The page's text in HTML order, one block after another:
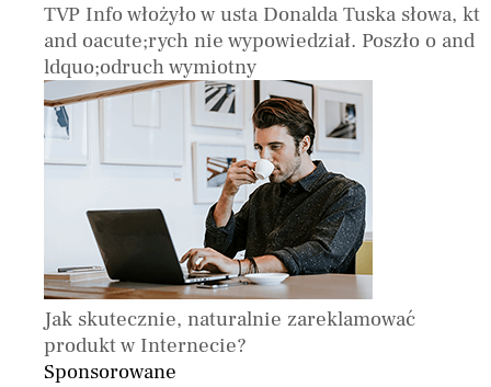
TVP Info włożyło w usta Donalda Tuska słowa, kt
and oacute;rych nie wypowiedział. Poszło o and
ldquo;odruch wymiotny
Jak skutecznie, naturalnie zareklamować
produkt w Internecie?
Sponsorowane